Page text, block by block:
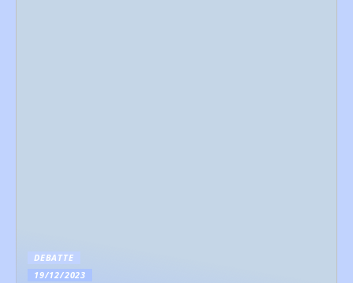
DEBATTE
19/12/2023